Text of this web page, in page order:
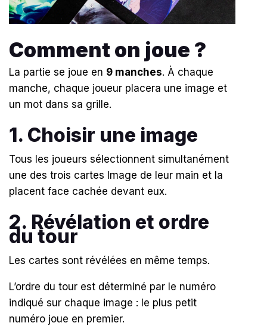
Comment on joue ?
La partie se joue en 9 manches. À chaque
manche, chaque joueur placera une image et
un mot dans sa grille.
1. Choisir une image
Tous les joueurs sélectionnent simultanément
une des trois cartes Image de leur main et la
placent face cachée devant eux.
2. Révélation et ordre
du tour
Les cartes sont révélées en même temps.
L’ordre du tour est déterminé par le numéro
indiqué sur chaque image : le plus petit
numéro joue en premier.